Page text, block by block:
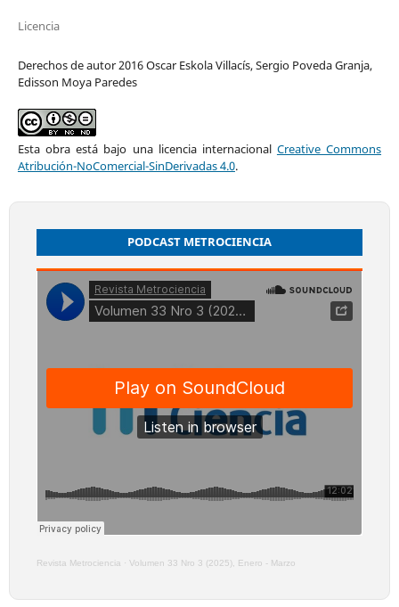
Licencia
Derechos de autor 2016 Oscar Eskola Villacís, Sergio Poveda Granja,
Edisson Moya Paredes
Esta obra está bajo una licencia internacional Creative Commons
Atribución-NoComercial-SinDerivadas 4.0.
PODCAST METROCIENCIA
Revista Metrociencia · Volumen 33 Nro 3 (2025), Enero - Marzo